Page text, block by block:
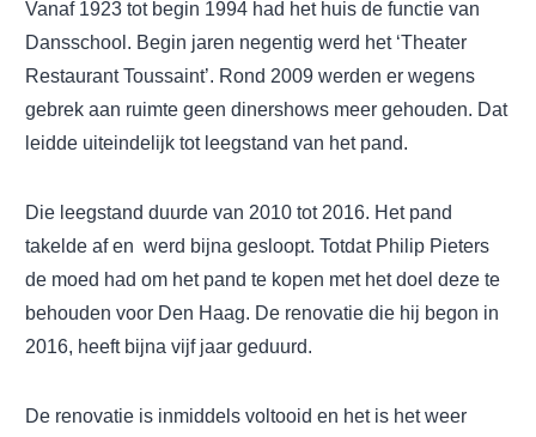
Vanaf 1923 tot begin 1994 had het huis de functie van
Dansschool. Begin jaren negentig werd het ‘Theater
Restaurant Toussaint’. Rond 2009 werden er wegens
gebrek aan ruimte geen dinershows meer gehouden. Dat
leidde uiteindelijk tot leegstand van het pand.
Die leegstand duurde van 2010 tot 2016. Het pand
takelde af en werd bijna gesloopt. Totdat Philip Pieters
de moed had om het pand te kopen met het doel deze te
behouden voor Den Haag. De renovatie die hij begon in
2016, heeft bijna vijf jaar geduurd.
De renovatie is inmiddels voltooid en het is het weer